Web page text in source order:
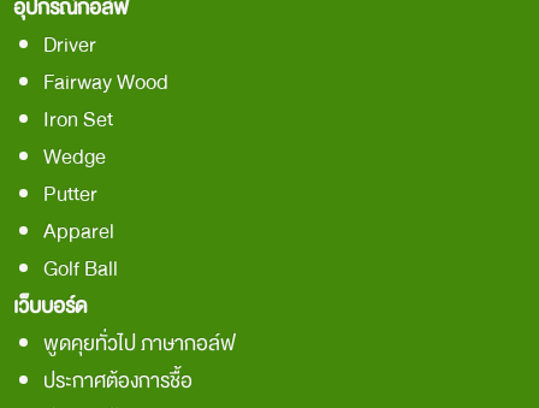
อุปกรณ์กอล์ฟ
Driver
Fairway Wood
Iron Set
Wedge
Putter
Apparel
Golf Ball
เว็บบอร์ด
พูดคุยทั่วไป ภาษากอล์ฟ
ประกาศต้องการชื้อ